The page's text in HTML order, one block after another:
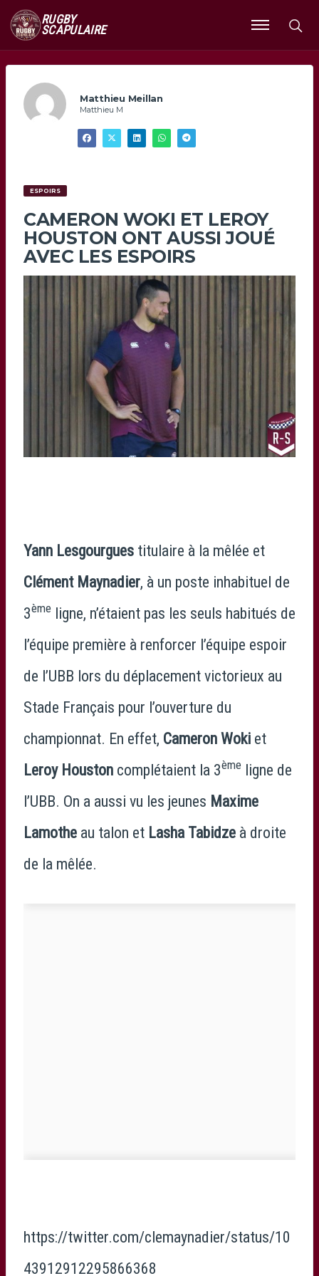
RUGBY
SCAPULAIRE
Ouvrir
le
Matthieu Meillan
Matthieu M
ESPOIRS
CAMERON WOKI ET LEROY
HOUSTON ONT AUSSI JOUÉ
AVEC LES ESPOIRS
Yann Lesgourgues titulaire à la mêlée et
Clément Maynadier, à un poste inhabituel de
3ème ligne, n’étaient pas les seuls habitués de
l’équipe première à renforcer l’équipe espoir
de l’UBB lors du déplacement victorieux au
Stade Français pour l’ouverture du
championnat. En effet, Cameron Woki et
Leroy Houston complétaient la 3ème ligne de
l’UBB. On a aussi vu les jeunes Maxime
Lamothe au talon et Lasha Tabidze à droite
de la mêlée.
https://twitter.com/clemaynadier/status/10
43912912295866368